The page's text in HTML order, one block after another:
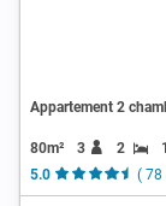
Appartement 2
80m² 3 2
1
5.0
( 78